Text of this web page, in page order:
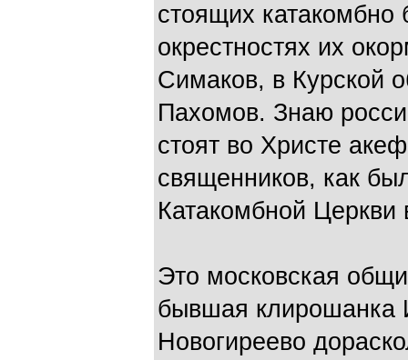
стоящих катакомбно
окрестностях их
Симаков, в Курской
Пахомов. Знаю
стоят во Христе
священников, как
Катакомбной Церкви
Это московская
бывшая клирошанка
Новогиреево